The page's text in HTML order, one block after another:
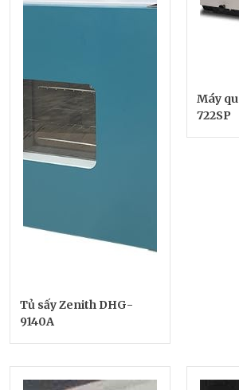
Tủ sấy Zenith DHG-
9140A
Máy
722SP